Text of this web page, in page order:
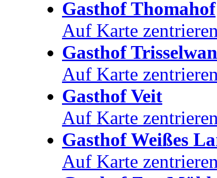
Gasthof Thomahof
Auf Karte
Gasthof
Auf Karte
Gasthof Veit
Auf Karte
Gasthof Weißes
Auf Karte